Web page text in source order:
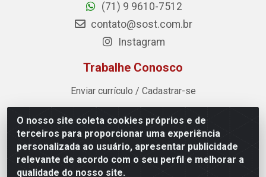
O nosso site coleta cookies próprios e de
terceiros para proporcionar uma experiência
personalizada ao usuário, apresentar publicidade
relevante de acordo com o seu perfil e melhorar a
qualidade do nosso site.
(71) 9 9610-7512
contato@sost.com.br
Instagram
Trabalhe Conosco
Enviar currículo / Cadastrar-se
Sost Distribuidora - Rua Cândido Rissut, 254 - Recreio
Ipitanga, Lauro de Freitas/BA - CEP 42.700-590 - CNPJ
07.041.307/0001-80